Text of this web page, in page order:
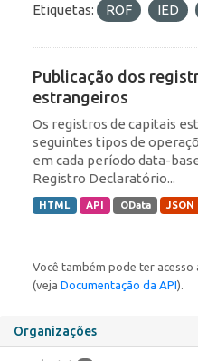
Organizações
Etiquetas: ROF IED
Publicação dos
estrangeiros
Os registros de capitais
seguintes tipos de
em cada período data-
Registro Declaratório...
HTML API OData JSON
Você também pode ter acesso
(veja Documentação da API).